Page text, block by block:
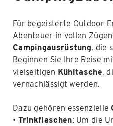
Für begeisterte Outdoor-
Abenteuer in vollen
Campingausrüstung, die
Beginnen Sie Ihre Reise
vielseitigen Kühltasche,
vernachlässigt werden.
Dazu gehören essenzielle
• Trinkflaschen: Um die